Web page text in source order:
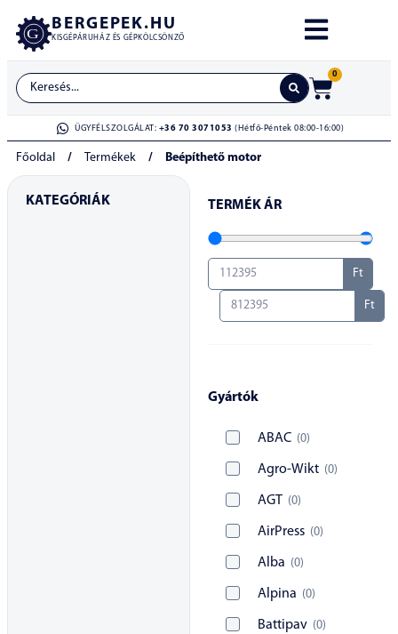
BERGEPEK.HU
KISGÉPÁRUHÁZ ÉS GÉPKÖLCSÖNZŐ
0
ÜGYFÉLSZOLGÁLAT: +36 70 3071053 (Hétfő-Péntek 08:00-16:00)
Főoldal / Termékek / Beépíthető motor
TERMÉK ÁR
Ft
Ft
Gyártók
ABAC (0)
Agro-Wikt (0)
AGT (0)
AirPress (0)
Alba (0)
Alpina (0)
Battipav (0)
KATEGÓRIÁK